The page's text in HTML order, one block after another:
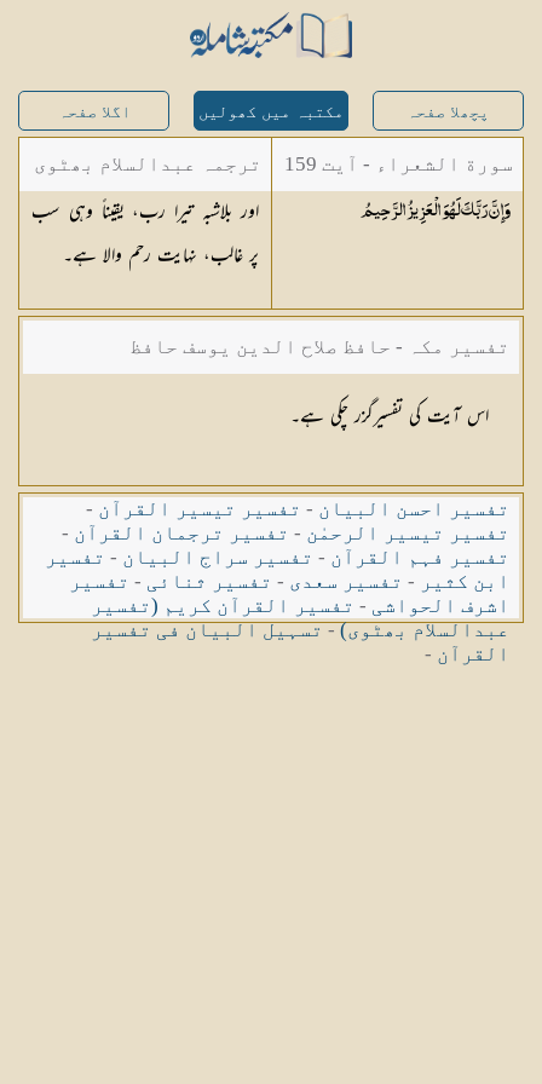
پچھلا صفحہ مکتبہ میں کھولیں اگلا صفحہ
سورة الشعراء - آیت 159
وَإِنَّ رَبَّكَ لَهُوَ الْعَزِيزُالرَّحِيمُ
ترجمہ عبدالسلام بھٹوی
- عبدالسلام بن محمد
اور بلاشبہ تیرا رب، یقیناً وہی سب
پر غالب، نہایت رحم والا ہے۔
تفسیر مکہ - حافظ صلاح الدین یوسف حافظ
اس آیت کی تفسیرگزر چکی ہے۔
تفسیر احسن البیان - تفسیر تیسیر القرآن -
تفسیر تیسیر الرحمٰن - تفسیر ترجمان القرآن -
تفسیر فہم القرآن - تفسیر سراج البیان - تفسیر
ابن کثیر - تفسیر سعدی - تفسیر ثنائی - تفسیر
اشرف الحواشی - تفسیر القرآن کریم (تفسیر
عبدالسلام بھٹوی)-تسہیل البیان فی تفسیر
القرآن -